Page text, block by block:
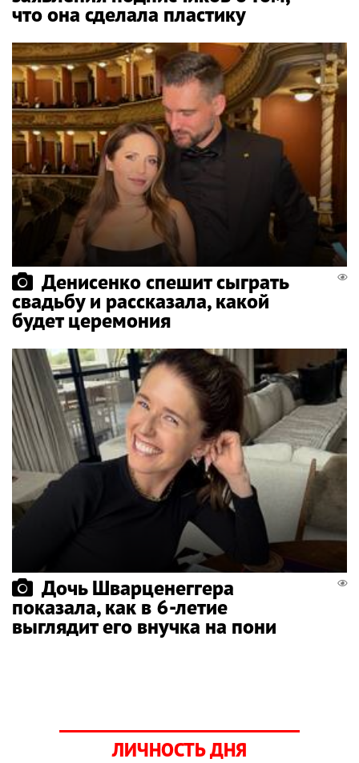
что она сделала пластику
Денисенко спешит сыграть
свадьбу и рассказала, какой
будет церемония
Дочь Шварценеггера
показала, как в 6-летие
выглядит его внучка на пони
ЛИЧНОСТЬ ДНЯ